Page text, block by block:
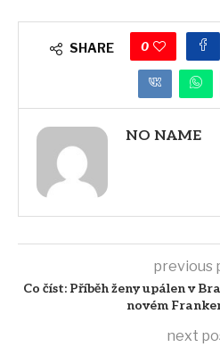
SHARE 0
NO NAME
previous
Co číst: Příběh ženy upálen v
novém
next